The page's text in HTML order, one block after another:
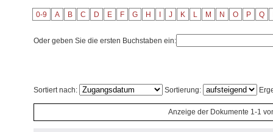
0-9 A B C D E F G H J K L M N O P Q
Oder geben Sie die ersten Buchstaben ein:
Sortiert nach: Sortierung:
Anzeige der Dokumente 1-1